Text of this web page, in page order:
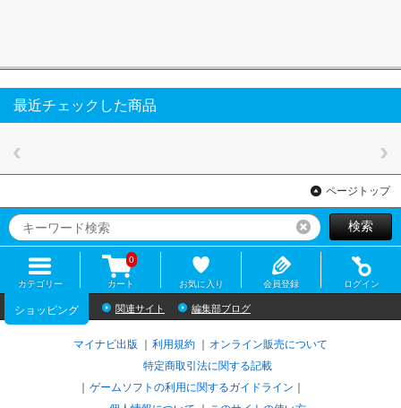
最近チェックした商品
ページトップ
リセット検索
カテゴリー カート
0
お気に入り 会員登録 ログイン
ショッピング 関連サイト 編集部ブログ
マイナビ出版 利用規約
オンライン販売について
特定商取引法に関する記載
ゲームソフトの利用に関するガイドライン